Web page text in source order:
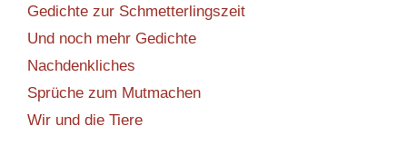
Gedichte zur Schmetterlingszeit
Und noch mehr Gedichte
Nachdenkliches
Sprüche zum Mutmachen
Wir und die Tiere